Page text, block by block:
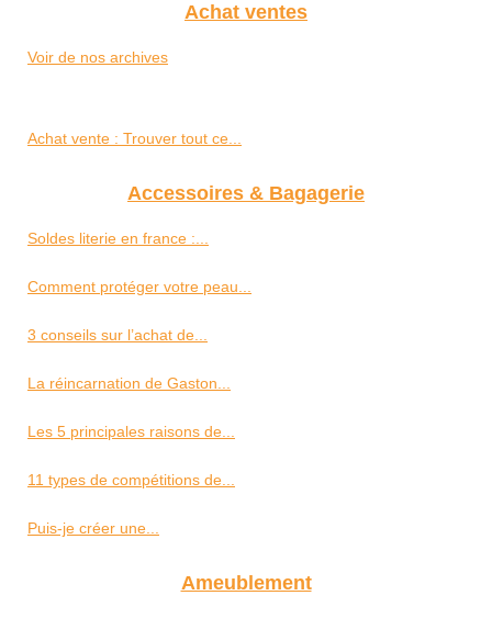
Achat ventes
Voir de nos archives
Achat vente : Trouver tout ce...
Accessoires & Bagagerie
Soldes literie en france :...
Comment protéger votre peau...
3 conseils sur l’achat de...
La réincarnation de Gaston...
Les 5 principales raisons de...
11 types de compétitions de...
Puis-je créer une...
Ameublement